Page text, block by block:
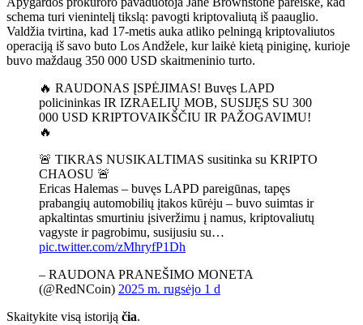
schema turi vienintelį tikslą: pavogti kriptovaliutą iš paauglio.
Valdžia tvirtina, kad 17-metis auka atliko pelningą kriptovaliutos
operaciją iš savo buto Los Andžele, kur laikė kietą piniginę, kurioje
buvo maždaug 350 000 USD skaitmeninio turto.
🔥 RAUDONAS ĮSPĖJIMAS! Buvęs LAPD
policininkas IR IZRAELIŲ MOB, SUSIJĘS SU 300
000 USD KRIPTOVAIKŠČIU IR PAŽOGAVIMU!
🔥
🚨 TIKRAS NUSIKALTIMAS susitinka su KRIPTO
CHAOSU 🚨
Ericas Halemas – buvęs LAPD pareigūnas, tapęs
prabangių automobilių įtakos kūrėju – buvo suimtas ir
apkaltintas smurtiniu įsiveržimu į namus, kriptovaliutų
vagyste ir pagrobimu, susijusiu su…
pic.twitter.com/zMhryfP1Dh
– RAUDONA PRANEŠIMO MONETA
(@RedNCoin) 2025 m. rugsėjo 1 d
Skaitykite visą istoriją čia.